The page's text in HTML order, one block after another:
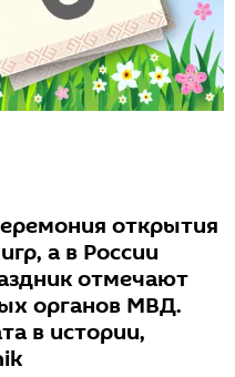
открытия
а в России
отмечают
органов МВД.
в истории,